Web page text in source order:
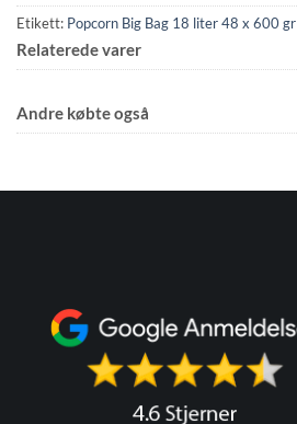
Etikett: Popcorn Big Bag 18 liter 48 x 600 gr
Relaterede varer
Andre købte også